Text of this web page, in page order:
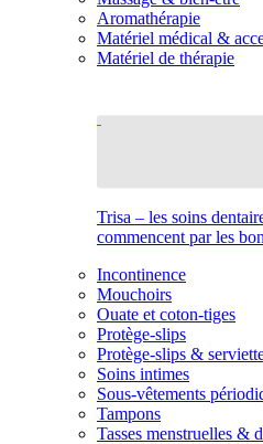
Aromathérapie
Matériel médical &
Matériel de thérapie
Trisa – les soins
commencent par les
Incontinence
Mouchoirs
Ouate et coton-tiges
Protège-slips
Protège-slips &
Soins intimes
Sous-vêtements
Tampons
Tasses menstruelles &